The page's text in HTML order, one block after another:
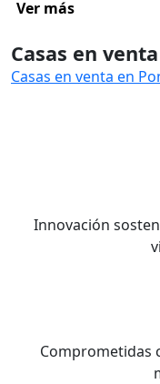
Ver más
Casas en
Casas en venta en
Innovación
Comprometidas